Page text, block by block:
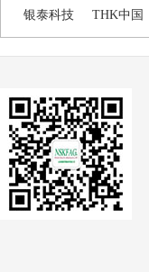
银泰科技 THK中国